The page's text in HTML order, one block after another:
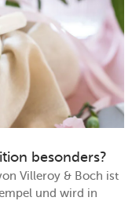
besonders?
Villeroy & Boch ist
und wird in